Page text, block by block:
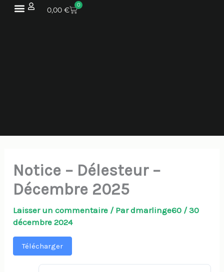
Aller
0,00€
0
PANIER
Notice – Délesteur –
Décembre 2025
Laisser un commentaire / Pardmarlinge60 /30
décembre 2024
Télécharger